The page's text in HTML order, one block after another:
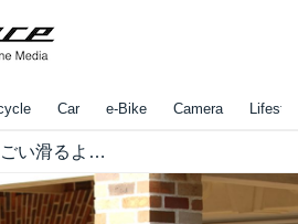
Car e-Bike Camera
滑るよ！ すっごい滑るよ！ で紹介されていた……